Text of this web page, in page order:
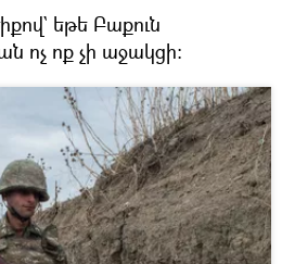
եթե Բաքուն
ոչ ոք չի աջակցի։